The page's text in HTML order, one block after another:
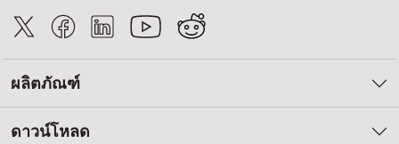
ผลิตภัณฑ์
ดาวน์โหลด